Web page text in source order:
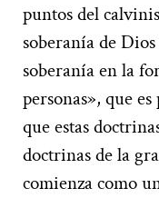
puntos del
soberanía de
soberanía en la
personas», que
que estas
doctrinas de la
comienza como